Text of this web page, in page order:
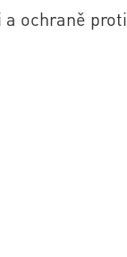
a ochraně proti